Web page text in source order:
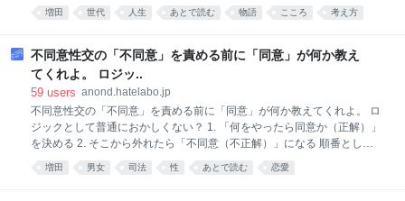
『ロッキング・オン』『CUT』をはじめ数々の雑誌を
り、2025年7月に亡くなった渋谷陽一が、様々な媒体
に書いてきた原稿を、「1972-1996」「1997-2025」
は、妙なものである。 若いころには、酒を飲めば翌朝
には多少の二日酔いを残しながらも、それで済んだ。
金を残すようになる。飲んでいるあいだは愉快でも、
翌朝になると、その愉快さの利子まで取り立てられ
る。 しかも酒は高くなった。 氷河期世代のITエンジニ
ではない。給料が特別に増えたわけでもなく、将来に
対する不安だけは年齢とともに増えている。その不安
を消すための酒にまで金を払わねばならない。 そし
て、もっと始末が悪いのは、酔っているときでさえ不
増田 世代 人生 あとで読む 物語 こころ 考え方
不同意性交の「不同意」を責める前に「同意」が何か教え
てくれよ。 ロジッ..
59 users anond.hatelabo.jp
不同意性交の「不同意」を責める前に「同意」が何か教えてくれよ。 ロ
ジックとして普通におかしくない？ 1. 「何をやったら同意か（正解）」
を決める 2. そこから外れたら「不同意（不正解）」になる 順番とし
て、どう考えてもこれじゃないと無理でしょ。 正解のルールが決まって
て初めて「それは不正解だよ」って言えるわけじゃん。 なのに今の議論
増田 男女 司法 性 あとで読む 恋愛